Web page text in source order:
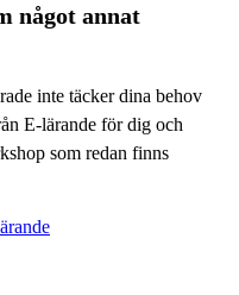
något annat
inte täcker dina behov
E-lärande för dig och
som redan finns